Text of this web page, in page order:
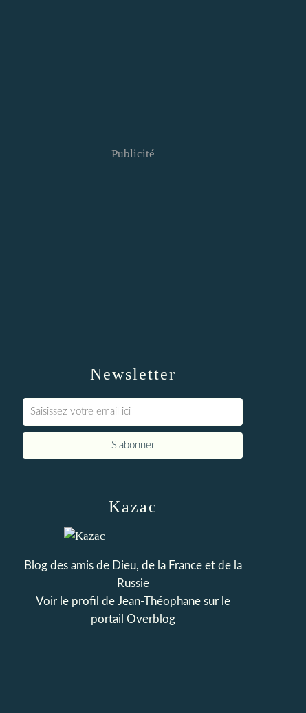
Newsletter
Publicité
Kazac
Blog des amis de Dieu, de la France et de la
Russie
Voir le profil de Jean-Théophanesur le
portail Overblog